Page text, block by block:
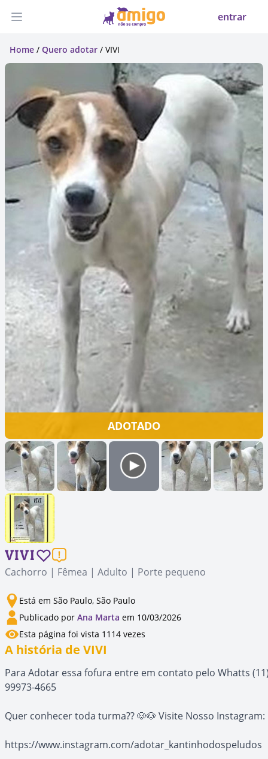
Abrir menu entrar
Home / Quero adotar / VIVI
ADOTADO
VIVI
Cachorro | Fêmea | Adulto | Porte pequeno
Está em São Paulo, São Paulo
Publicado por Ana Marta em 10/03/2026
Esta página foi vista 1114 vezes
A história de VIVI
Para Adotar essa fofura entre em contato pelo Whatts
99973-4665
Quer conhecer toda turma?? 🐶🐶 Visite Nosso Instagram:
https://www.instagram.com/adotar_kantinhodospeludos